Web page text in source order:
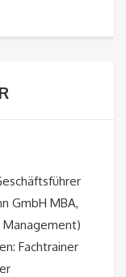
GmbH MBA,
Fachtrainer